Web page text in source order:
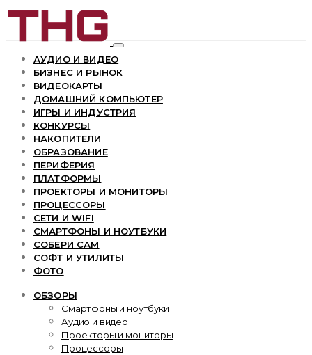
АУДИО И ВИДЕО
БИЗНЕС И РЫНОК
ВИДЕОКАРТЫ
ДОМАШНИЙ КОМПЬЮТЕР
ИГРЫ И ИНДУСТРИЯ
КОНКУРСЫ
НАКОПИТЕЛИ
ОБРАЗОВАНИЕ
ПЕРИФЕРИЯ
ПЛАТФОРМЫ
ПРОЕКТОРЫ И МОНИТОРЫ
ПРОЦЕССОРЫ
СЕТИ И WIFI
СМАРТФОНЫ И НОУТБУКИ
СОБЕРИ САМ
СОФТ И УТИЛИТЫ
ФОТО
ОБЗОРЫ
Смартфоны и ноутбуки
Аудио и видео
Проекторы и мониторы
Процессоры